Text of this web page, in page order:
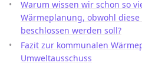
Warum wissen wir schon so
Wärmeplanung, obwohl
beschlossen werden soll?
Fazit zur kommunalen
Umweltausschuss